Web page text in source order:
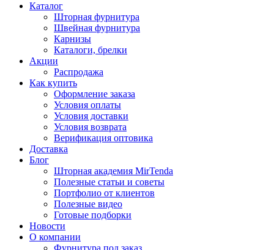
Каталог
Шторная фурнитура
Швейная фурнитура
Карнизы
Каталоги, брелки
Акции
Распродажа
Как купить
Оформление заказа
Условия оплаты
Условия доставки
Условия возврата
Верификация оптовика
Доставка
Блог
Шторная академия MirTenda
Полезные статьи и советы
Портфолио от клиентов
Полезные видео
Готовые подборки
Новости
О компании
Фурнитура под заказ